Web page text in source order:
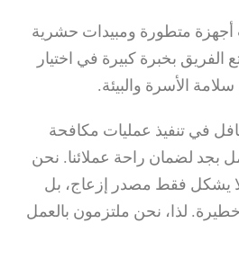
متطورة ومبيدات حشرية
الفريق بخبرة كبيرة في اختيار
الأسرة والبيئة.
في تنفيذ عمليات مكافحة
بجد لضمان راحة عملائنا. نحن
لا يشكل فقط مصدر إزعاج، بل
لذا، نحن ملتزمون بالعمل